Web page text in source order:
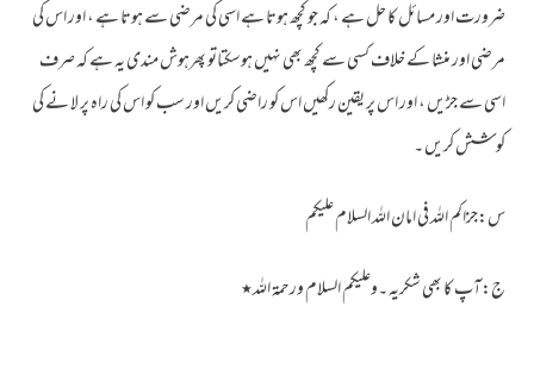
ضرورت اور مسائل کا حل ہے ، کہ جو کچھ ہوتا ہے اسی کی مرضی سے ہوتا ہے ، اور اس کی
مرضی اور منشا کے خلاف کسی سے کچھ بھی نہیں ہوسکتاتو پھرہوش مندی یہ ہے کہ صرف
اسی سے جڑیں ، اور اس پر یقین رکھیں اس کو راضی کریں اور سب کو اس کی راہ پر لا نے کی
کو شش کریں ۔
س:جزاکم اللہ فی امان اللہ السلام علیکم
ج:آپ کا بھی شکریہ ۔وعلیکم السلام ورحمۃ اللہ٭